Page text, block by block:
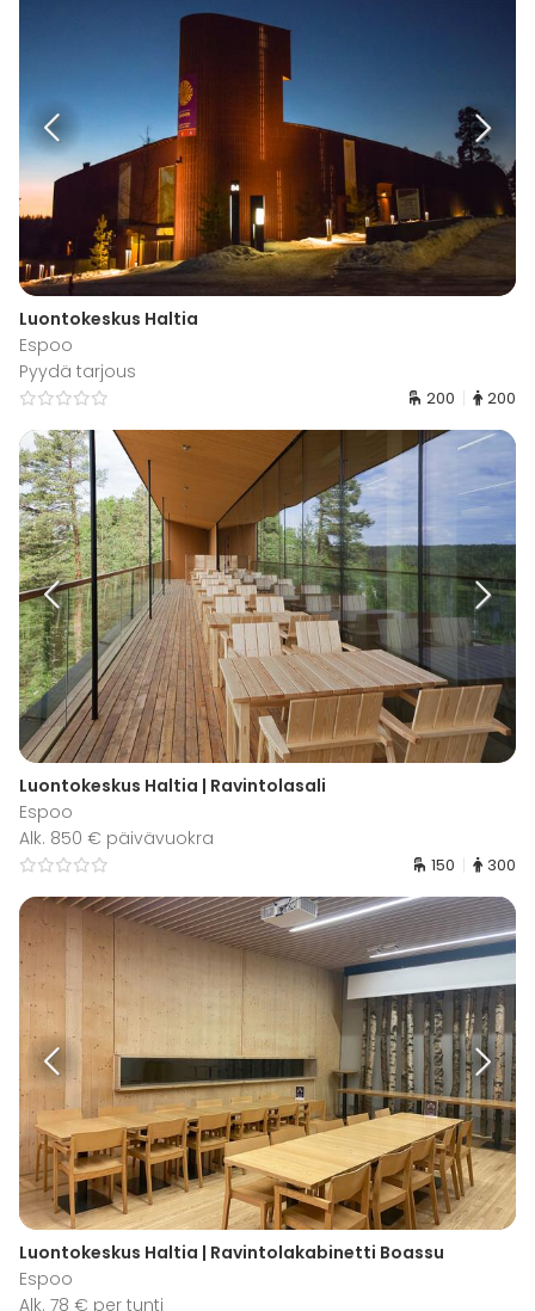
Luontokeskus Haltia
Espoo
Pyydä tarjous
200 200
Luontokeskus Haltia | Ravintolasali
Espoo
Alk. 850 € päivävuokra
150 300
Luontokeskus Haltia | Ravintolakabinetti Boassu
Espoo
Alk. 78 € per tunti